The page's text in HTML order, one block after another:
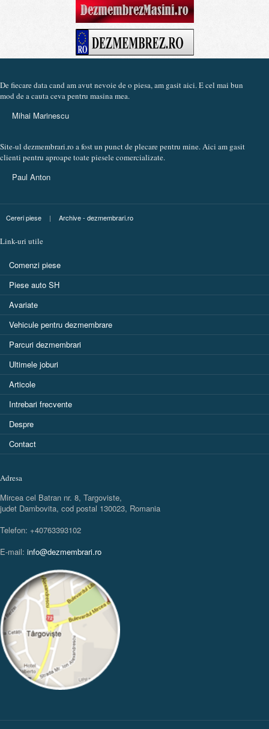
De fiecare data cand am avut nevoie de o piesa, am gasit aici. E cel mai bun
mod de a cauta ceva pentru masina mea.
Mihai Marinescu
Site-ul dezmembrari.ro a fost un punct de plecare pentru mine. Aici am gasit
clienti pentru aproape toate piesele comercializate.
Paul Anton
Cereri piese | Archive - dezmembrari.ro
Link-uri utile
Comenzi piese
Piese auto SH
Avariate
Vehicule pentru dezmembrare
Parcuri dezmembrari
Ultimele joburi
Articole
Intrebari frecvente
Despre
Contact
Adresa
Mircea cel Batran nr. 8, Targoviste,
judet Dambovita, cod postal 130023, Romania
Telefon: +40763393102
E-mail: info@dezmembrari.ro